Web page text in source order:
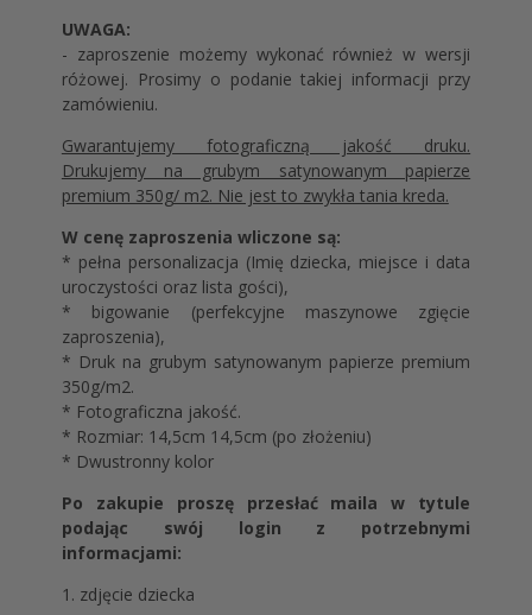
UWAGA:
- zaproszenie możemy wykonać również w wersji
różowej. Prosimy o podanie takiej informacji przy
zamówieniu.
Gwarantujemy fotograficzną jakość druku.
Drukujemy na grubym satynowanym papierze
premium 350g/ m2. Nie jest to zwykła tania kreda.
W cenę zaproszenia wliczone są:
* pełna personalizacja (Imię dziecka, miejsce i data
uroczystości oraz lista gości),
* bigowanie (perfekcyjne maszynowe zgięcie
zaproszenia),
* Druk na grubym satynowanym papierze premium
350g/m2.
* Fotograficzna jakość.
* Rozmiar: 14,5cm 14,5cm (po złożeniu)
* Dwustronny kolor
Po zakupie proszę przesłać maila w tytule
podając swój login z potrzebnymi
informacjami:
1. zdjęcie dziecka